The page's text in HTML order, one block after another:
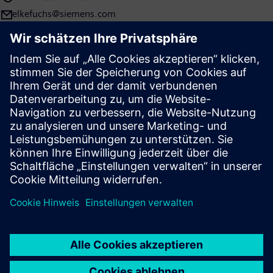
Konzern einen Umsatz von 72,0 Milliarden Euro und einen
Gewinn nach Steuern von 4,4 Milliarden Euro. Zum 30.09.2022
beschäftigte das Unternehmen weltweit rund 311.000
Menschen. Weitere Informationen finden Sie im Internet unter
www.siemens.com.
elkefuchs@siemens.com
Presse | Unternehmen | Siemens
© Siemens 1996 – 2026
Impressum
Datenschutz
Cookie Richtlinien
Digitales Zertifikat